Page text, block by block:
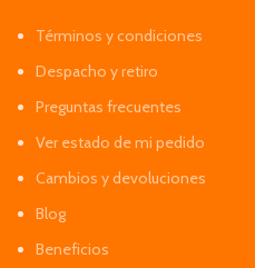
Términos y condiciones
Despacho y retiro
Preguntas frecuentes
Ver estado de mi pedido
Cambios y devoluciones
Blog
Beneficios